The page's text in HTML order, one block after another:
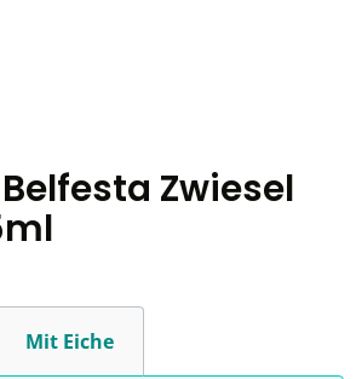
Zwiesel
Mit Eiche